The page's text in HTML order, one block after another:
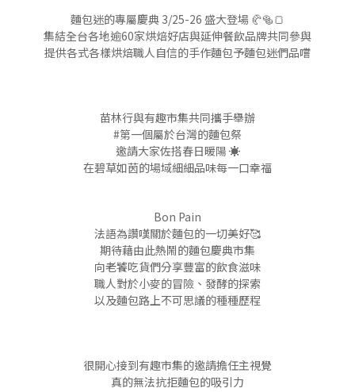
麵包迷的專屬慶典 3/25-26 盛大登場 🥐🥯🍞
集結全台各地逾60家烘焙好店與延伸餐飲品牌共同參與
提供各式各樣烘焙職人自信的手作麵包予麵包迷們品嚐
苗林行與有趣市集共同攜手舉辦
#第一個屬於台灣的麵包祭
邀請大家佐搭春日暖陽 ☀️
在碧草如茵的場域細細品味每一口幸福
Bon Pain
法語為讚嘆關於麵包的一切美好🥰
期待藉由此熱鬧的麵包慶典市集
向老饕吃貨們分享豐富的飲食滋味
職人對於小麥的冒險、發酵的探索
以及麵包路上不可思議的種種歷程
很開心接到有趣市集的邀請擔任主視覺
真的無法抗拒麵包的吸引力